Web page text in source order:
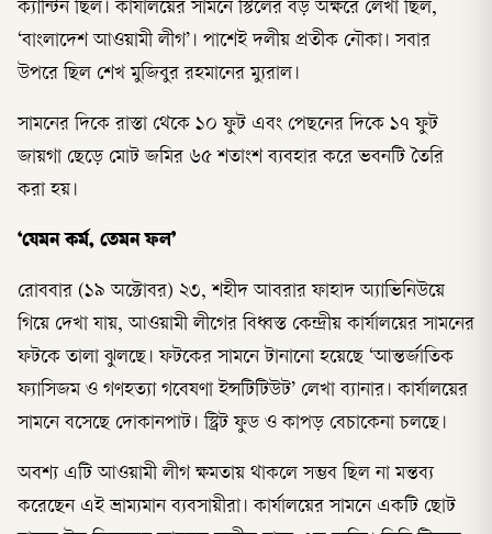
ক্যান্টিন ছিল। কার্যালয়ের সামনে স্টিলের বড় অক্ষরে লেখা ছিল,
‘বাংলাদেশ আওয়ামী লীগ’। পাশেই দলীয় প্রতীক নৌকা। সবার
উপরে ছিল শেখ মুজিবুর রহমানের ম্যুরাল।
সামনের দিকে রাস্তা থেকে ১০ ফুট এবং পেছনের দিকে ১৭ ফুট
জায়গা ছেড়ে মোট জমির ৬৫ শতাংশ ব্যবহার করে ভবনটি তৈরি
করা হয়।
‘যেমন কর্ম, তেমন ফল’
রোববার (১৯ অক্টোবর) ২৩, শহীদ আবরার ফাহাদ অ্যাভিনিউয়ে
গিয়ে দেখা যায়, আওয়ামী লীগের বিধ্বস্ত কেন্দ্রীয় কার্যালয়ের সামনের
ফটকে তালা ঝুলছে। ফটকের সামনে টানানো হয়েছে ‘আন্তর্জাতিক
ফ্যাসিজম ও গণহত্যা গবেষণা ইন্সটিটিউট’ লেখা ব্যানার। কার্যালয়ের
সামনে বসেছে দোকানপাট। স্ট্রিট ফুড ও কাপড় বেচাকেনা চলছে।
অবশ্য এটি আওয়ামী লীগ ক্ষমতায় থাকলে সম্ভব ছিল না মন্তব্য
করেছেন এই ভ্রাম্যমান ব্যবসায়ীরা। কার্যালয়ের সামনে একটি ছোট